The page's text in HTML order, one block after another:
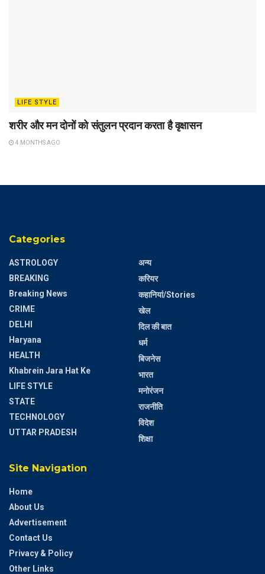
LIFE STYLE
शरीर और मन दोनों को संतुलन प्रदान करता है वृक्षासन
4 MONTHS AGO
Categories
ASTROLOGY
BREAKING
Breaking News
CRIME
DELHI
Haryana
HEALTH
Khabrein Jara Hat Ke
LIFE STYLE
STATE
TECHNOLOGY
UTTAR PRADESH
अन्य
करियर
कहानियां/Stories
खेल
दिल की बात
धर्म
बिजनेस
भारत
मनोरंजन
राजनीति
विदेश
शिक्षा
Site Navigation
Home
About Us
Advertisement
Contact Us
Privacy & Policy
Other Links